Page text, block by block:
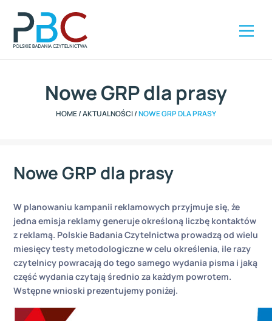
Szybki kontakt
+48 504 285 416
Nowe GRP dla prasy
HOME/AKTUALNOŚCI/NOWE GRP DLA PRASY
Nowe GRP dla prasy
W planowaniu kampanii reklamowych przyjmuje się, że
jedna emisja reklamy generuje określoną liczbę kontaktów
z reklamą. Polskie Badania Czytelnictwa prowadzą od wielu
miesięcy testy metodologiczne w celu określenia, ile razy
czytelnicy powracają do tego samego wydania pisma i jaką
część wydania czytają średnio za każdym powrotem.
Wstępne wnioski prezentujemy poniżej.